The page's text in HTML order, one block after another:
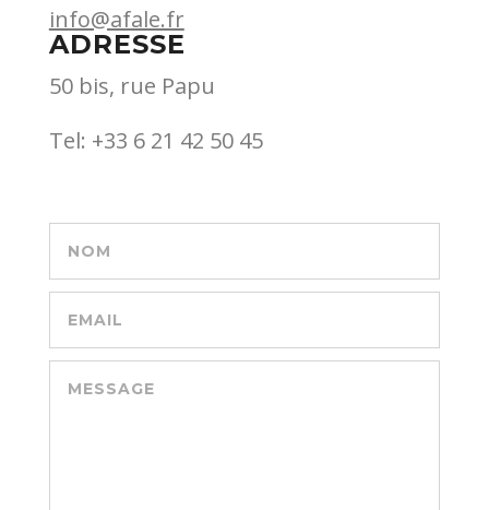
info@afale.fr
ADRESSE
50 bis, rue Papu
Tel: +33 6 21 42 50 45